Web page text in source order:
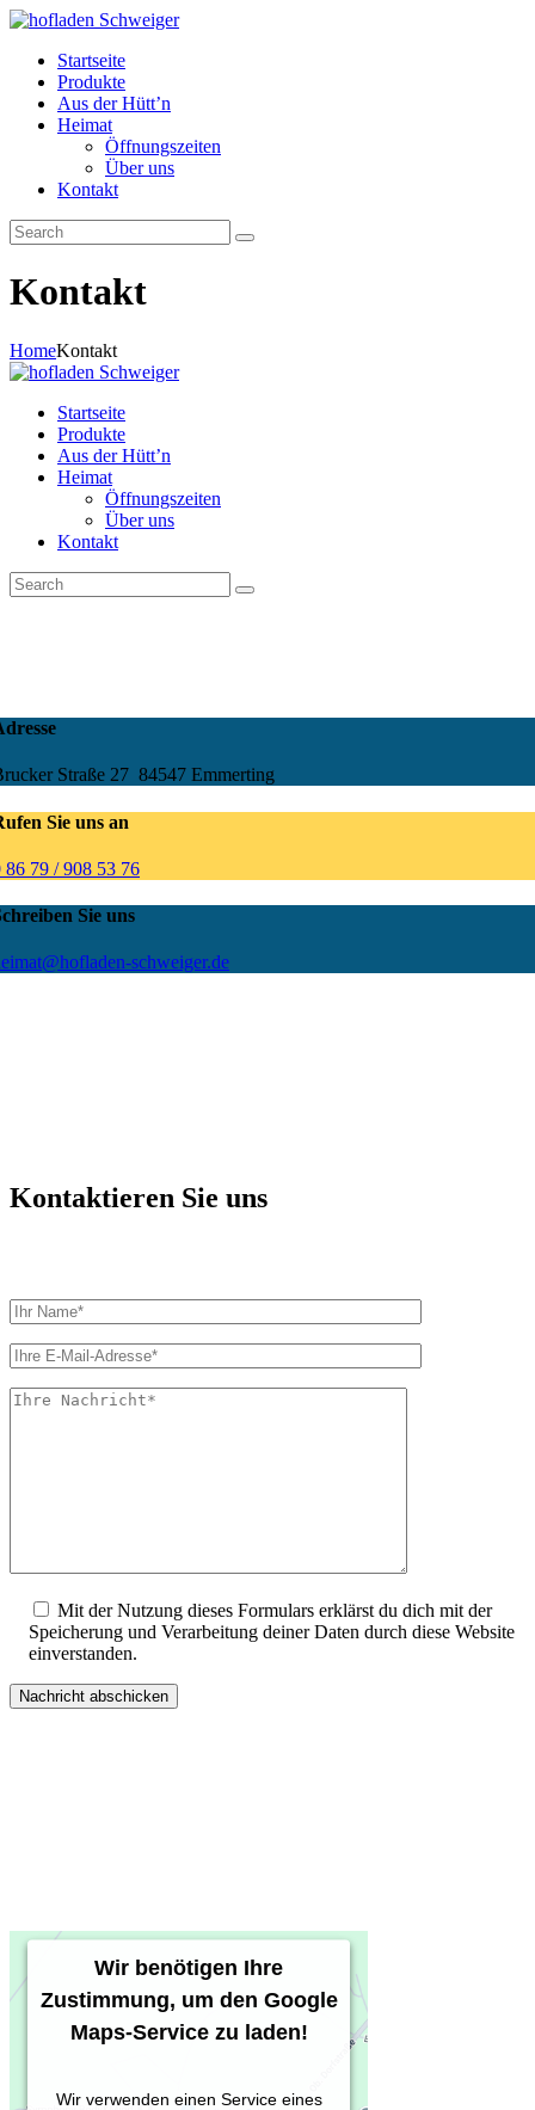
Startseite
Produkte
Aus der Hütt’n
Heimat
Öffnungszeiten
Über uns
Kontakt
Kontakt
HomeKontakt
Startseite
Produkte
Aus der Hütt’n
Heimat
Öffnungszeiten
Über uns
Kontakt
Straße 27 84547 Emmerting
Sie uns an
86 79 / 908 53 76
Sie uns
schweiger.de
Kontaktieren Sie uns
Mit der Nutzung dieses Formulars erklärst du dich mit der
Speicherung und Verarbeitung deiner Daten durch diese Website
einverstanden.
Wir benötigen Ihre
Zustimmung, um den Google
Maps-Service zu laden!
Wir verwenden einen Service eines